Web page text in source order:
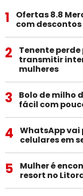
1
Ofertas 8.8
com descontos
2
Tenente
transmitir
mulheres
3
Bolo de milho
fácil com
4
WhatsApp vai
celulares em
5
Mulher é
resort no